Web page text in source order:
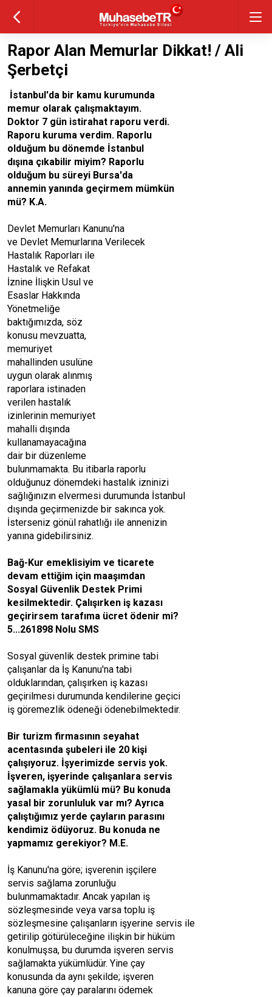
Rapor Alan Memurlar Dikkat! / Ali
Şerbetçi
İstanbul'da bir kamu kurumunda
memur olarak çalışmaktayım.
Doktor 7 gün istirahat raporu verdi.
Raporu kuruma verdim. Raporlu
olduğum bu dönemde İstanbul
dışına çıkabilir miyim? Raporlu
olduğum bu süreyi Bursa'da
annemin yanında geçirmem mümkün
mü? K.A.
Devlet Memurları Kanunu'na
ve Devlet Memurlarına Verilecek
Hastalık Raporları ile
Hastalık ve Refakat
İznine İlişkin Usul ve
Esaslar Hakkında
Yönetmeliğe
baktığımızda, söz
konusu mevzuatta,
memuriyet
mahallinden usulüne
uygun olarak alınmış
raporlara istinaden
verilen hastalık
izinlerinin memuriyet
mahalli dışında
kullanamayacağına
dair bir düzenleme
bulunmamakta. Bu itibarla raporlu
olduğunuz dönemdeki hastalık izninizi
sağlığınızın elvermesi durumunda İstanbul
dışında geçirmenizde bir sakınca yok.
İsterseniz gönül rahatlığı ile annenizin
yanına gidebilirsiniz.
Bağ-Kur emeklisiyim ve ticarete
devam ettiğim için maaşımdan
Sosyal Güvenlik Destek Primi
kesilmektedir. Çalışırken iş kazası
geçirirsem tarafıma ücret ödenir mi?
5...261898 Nolu SMS
Sosyal güvenlik destek primine tabi
çalışanlar da İş Kanunu'na tabi
olduklarından, çalışırken iş kazası
geçirilmesi durumunda kendilerine geçici
iş göremezlik ödeneği ödenebilmektedir.
Bir turizm firmasının seyahat
acentasında şubeleri ile 20 kişi
çalışıyoruz. İşyerimizde servis yok.
İşveren, işyerinde çalışanlara servis
sağlamakla yükümlü mü? Bu konuda
yasal bir zorunluluk var mı? Ayrıca
çalıştığımız yerde çayların parasını
kendimiz ödüyoruz. Bu konuda ne
yapmamız gerekiyor? M.E.
İş Kanunu'na göre; işverenin işçilere
servis sağlama zorunluğu
bulunmamaktadır. Ancak yapılan iş
sözleşmesinde veya varsa toplu iş
sözleşmesine çalışanların işyerine servis ile
getirilip götürüleceğine ilişkin bir hüküm
konulmuşsa, bu durumda işveren servis
sağlamakta yükümlüdür. Yine çay
konusunda da aynı şekilde; işveren
kanuna göre çay paralarını ödemek